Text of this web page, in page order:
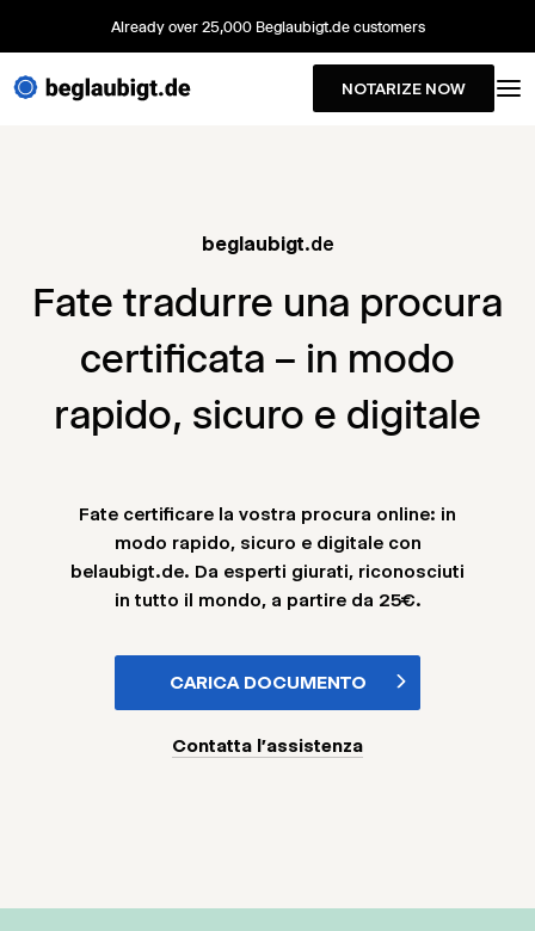
Already over 25,000 Beglaubigt.de customers
NOTARIZE NOW
beglaubigt.de
Fate tradurre una procura
certificata – in modo
rapido, sicuro e digitale
Fate certificare la vostra procura online: in
modo rapido, sicuro e digitale con
belaubigt.de. Da esperti giurati, riconosciuti
in tutto il mondo, a partire da 25€.
CARICA DOCUMENTO
Contatta l'assistenza